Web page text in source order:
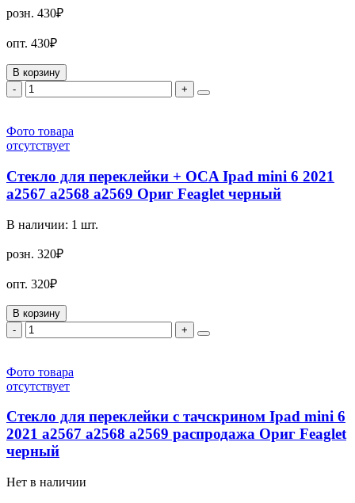
розн. 430₽
опт. 430₽
В корзину
-
+
Фото товара
отсутствует
Стекло для переклейки + OCA Ipad mini 6 2021
a2567 a2568 a2569 Ориг Feaglet черный
В наличии: 1 шт.
розн. 320₽
опт. 320₽
В корзину
-
+
Фото товара
отсутствует
Стекло для переклейки с тачскрином Ipad mini 6
2021 a2567 a2568 a2569 распродажа Ориг Feaglet
черный
Нет в наличии